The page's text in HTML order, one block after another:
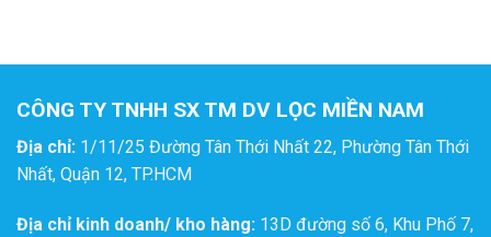
CÔNG TY TNHH SX TM DV LỌC MIỀN NAM
Địa chỉ: 1/11/25 Đường Tân Thới Nhất 22, Phường Tân Thới
Nhất, Quận 12, TP.HCM
Địa chỉ kinh doanh/ kho hàng: 13D đường số 6, Khu Phố 7,